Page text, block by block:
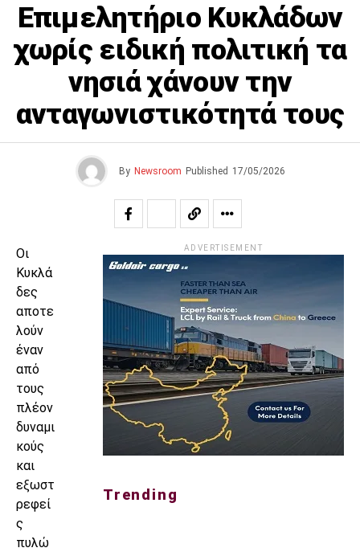
Επιμελητήριο Κυκλάδων
χωρίς ειδική πολιτική τα
νησιά χάνουν την
ανταγωνιστικότητά τους
By Newsroom Published 17/05/2026
Οι
Κυκλά
δες
αποτε
λούν
έναν
από
τους
πλέον
δυναμι
κούς
και
εξωστ
ρεφεί
ς
πυλώ
ADVERTISEMENT
Trending